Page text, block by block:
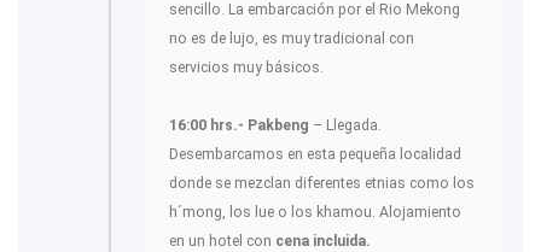
sencillo. La embarcación por el Rio Mekong
no es de lujo, es muy tradicional con
servicios muy básicos.
16:00 hrs.- Pakbeng – Llegada.
Desembarcamos en esta pequeña localidad
donde se mezclan diferentes etnias como los
h´mong, los lue o los khamou. Alojamiento
en un hotel con cena incluida.